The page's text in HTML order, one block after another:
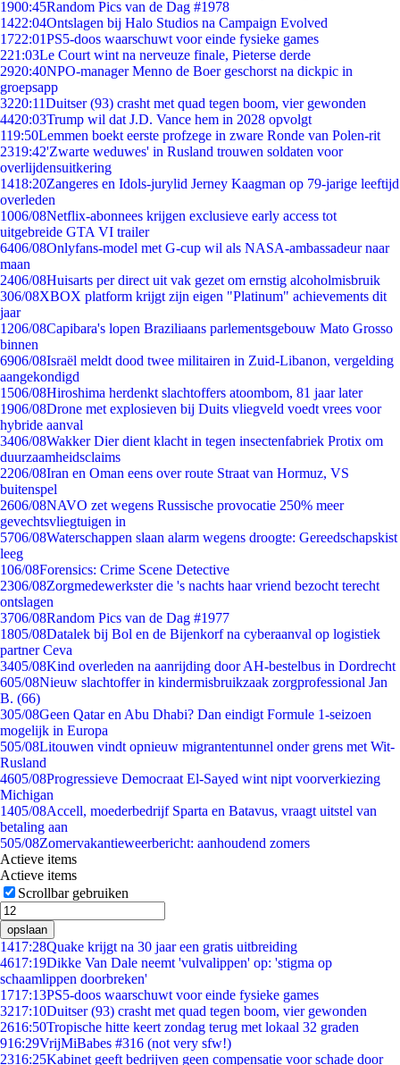
1900:45Random Pics van de Dag #1978
1422:04Ontslagen bij Halo Studios na Campaign Evolved
1722:01PS5-doos waarschuwt voor einde fysieke games
221:03Le Court wint na nerveuze finale, Pieterse derde
2920:40NPO-manager Menno de Boer geschorst na dickpic in
groepsapp
3220:11Duitser (93) crasht met quad tegen boom, vier gewonden
4420:03Trump wil dat J.D. Vance hem in 2028 opvolgt
119:50Lemmen boekt eerste profzege in zware Ronde van Polen-rit
2319:42'Zwarte weduwes' in Rusland trouwen soldaten voor
overlijdensuitkering
1418:20Zangeres en Idols-jurylid Jerney Kaagman op 79-jarige leeftijd
overleden
1006/08Netflix-abonnees krijgen exclusieve early access tot
uitgebreide GTA VI trailer
6406/08Onlyfans-model met G-cup wil als NASA-ambassadeur naar
maan
2406/08Huisarts per direct uit vak gezet om ernstig alcoholmisbruik
306/08XBOX platform krijgt zijn eigen "Platinum" achievements dit
jaar
1206/08Capibara's lopen Braziliaans parlementsgebouw Mato Grosso
binnen
6906/08Israël meldt dood twee militairen in Zuid-Libanon, vergelding
aangekondigd
1506/08Hiroshima herdenkt slachtoffers atoombom, 81 jaar later
1906/08Drone met explosieven bij Duits vliegveld voedt vrees voor
hybride aanval
3406/08Wakker Dier dient klacht in tegen insectenfabriek Protix om
duurzaamheidsclaims
2206/08Iran en Oman eens over route Straat van Hormuz, VS
buitenspel
2606/08NAVO zet wegens Russische provocatie 250% meer
gevechtsvliegtuigen in
5706/08Waterschappen slaan alarm wegens droogte: Gereedschapskist
leeg
106/08Forensics: Crime Scene Detective
2306/08Zorgmedewerkster die 's nachts haar vriend bezocht terecht
ontslagen
3706/08Random Pics van de Dag #1977
1805/08Datalek bij Bol en de Bijenkorf na cyberaanval op logistiek
partner Ceva
3405/08Kind overleden na aanrijding door AH-bestelbus in Dordrecht
605/08Nieuw slachtoffer in kindermisbruikzaak zorgprofessional Jan
B. (66)
305/08Geen Qatar en Abu Dhabi? Dan eindigt Formule 1-seizoen
mogelijk in Europa
505/08Litouwen vindt opnieuw migrantentunnel onder grens met Wit-
Rusland
4605/08Progressieve Democraat El-Sayed wint nipt voorverkiezing
Michigan
1405/08Accell, moederbedrijf Sparta en Batavus, vraagt uitstel van
betaling aan
505/08Zomervakantieweerbericht: aanhoudend zomers
Actieve items
Actieve items
Scrollbar gebruiken
opslaan
1417:28Quake krijgt na 30 jaar een gratis uitbreiding
4617:19Dikke Van Dale neemt 'vulvalippen' op: 'stigma op
schaamlippen doorbreken'
1717:13PS5-doos waarschuwt voor einde fysieke games
3217:10Duitser (93) crasht met quad tegen boom, vier gewonden
2616:50Tropische hitte keert zondag terug met lokaal 32 graden
916:29VrijMiBabes #316 (not very sfw!)
2316:25Kabinet geeft bedrijven geen compensatie voor schade door